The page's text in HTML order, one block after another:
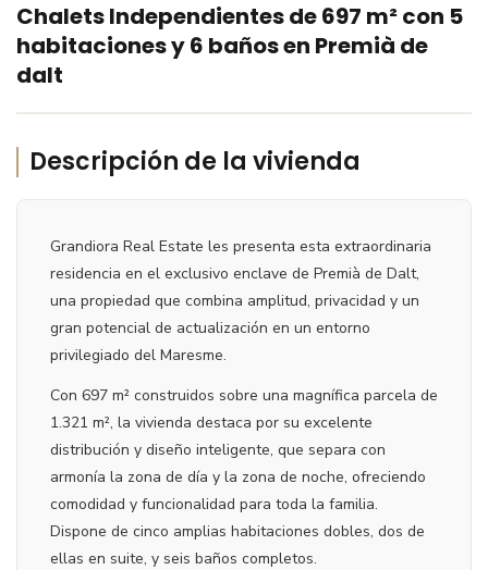
Chalets Independientes de 697 m² con 5
habitaciones y 6 baños en Premià de
dalt
Descripción de la vivienda
Grandiora Real Estate les presenta esta extraordinaria
residencia en el exclusivo enclave de Premià de Dalt,
una propiedad que combina amplitud, privacidad y un
gran potencial de actualización en un entorno
privilegiado del Maresme.
Con 697 m² construidos sobre una magnífica parcela de
1.321 m², la vivienda destaca por su excelente
distribución y diseño inteligente, que separa con
armonía la zona de día y la zona de noche, ofreciendo
comodidad y funcionalidad para toda la familia.
Dispone de cinco amplias habitaciones dobles, dos de
ellas en suite, y seis baños completos.